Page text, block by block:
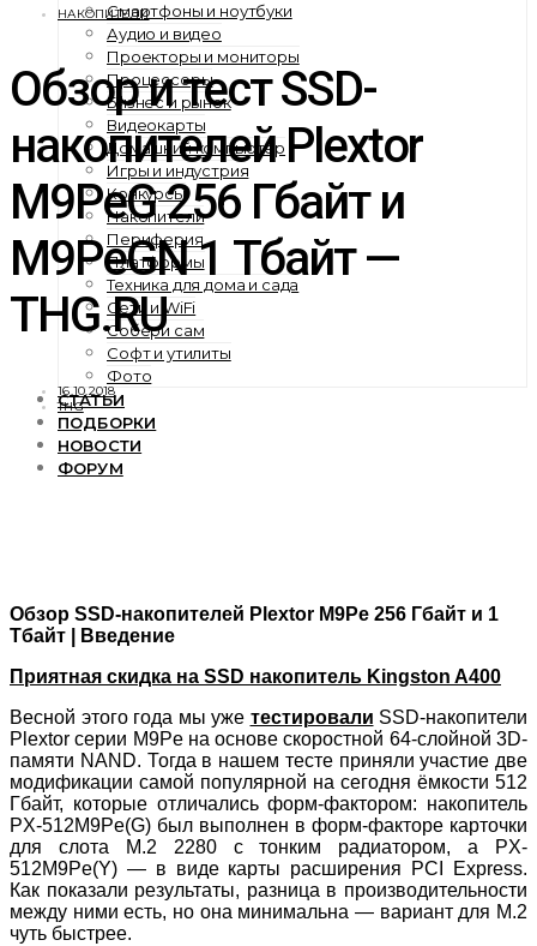
Смартфоны и ноутбуки
Аудио и видео
Проекторы и мониторы
Процессоры
Бизнес и рынок
Видеокарты
Домашний компьютер
Игры и индустрия
Конкурсы
Накопители
Периферия
Платформы
Техника для дома и сада
Сети и WiFi
Собери сам
Софт и утилиты
Фото
СТАТЬИ
ПОДБОРКИ
НОВОСТИ
ФОРУМ
НАКОПИТЕЛИ
Обзор и тест SSD-
накопителей Plextor
M9PeG 256 Гбайт и
M9PeGN 1 Тбайт —
THG.RU
16.10.2018
THG
Обзор SSD-накопителей Plextor M9Pe 256 Гбайт и 1
Тбайт | Введение
Приятная скидка на SSD накопитель Kingston A400
Весной этого года мы уже тестировали SSD-накопители
Plextor серии M9Pe на основе скоростной 64-слойной 3D-
памяти NAND. Тогда в нашем тесте приняли участие две
модификации самой популярной на сегодня ёмкости 512
Гбайт, которые отличались форм-фактором: накопитель
PX-512M9Pe(G) был выполнен в форм-факторе карточки
для слота M.2 2280 с тонким радиатором, а PX-
512M9Pe(Y) — в виде карты расширения PCI Express.
Как показали результаты, разница в производительности
между ними есть, но она минимальна — вариант для M.2
чуть быстрее.